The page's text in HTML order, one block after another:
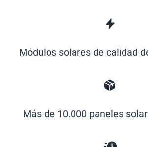
Módulos solares de calidad
Más de 10.000 paneles